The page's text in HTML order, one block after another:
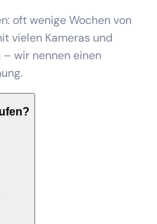
oft wenige Wochen von
vielen Kameras und
– wir nennen einen